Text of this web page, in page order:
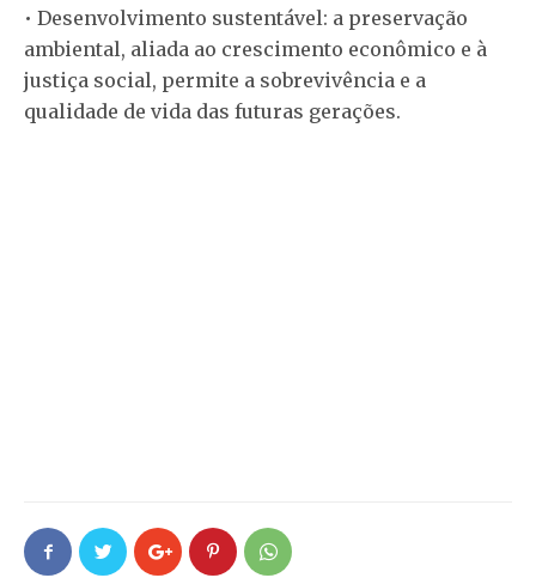
• Desenvolvimento sustentável: a preservação
ambiental, aliada ao crescimento econômico e à
justiça social, permite a sobrevivência e a
qualidade de vida das futuras gerações.